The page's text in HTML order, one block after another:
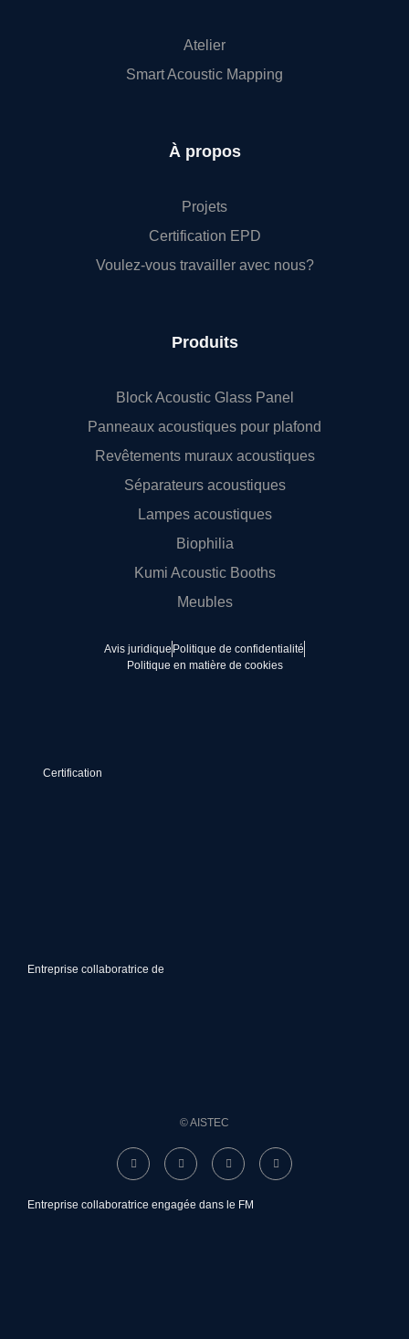
Atelier
Smart Acoustic Mapping
À propos
Projets
Certification EPD
Voulez-vous travailler avec nous?
Produits
Block Acoustic Glass Panel
Panneaux acoustiques pour plafond
Revêtements muraux acoustiques
Séparateurs acoustiques
Lampes acoustiques
Biophilia
Kumi Acoustic Booths
Meubles
© AISTEC
Entreprise collaboratrice engagée dans le FM
Entreprise collaboratrice de
Avis juridique Politique de confidentialité
Politique en matière de cookies
Certification